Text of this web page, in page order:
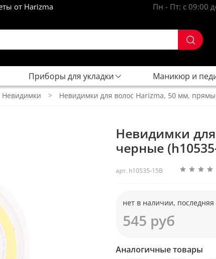
от Harizma Пн - Пт: с 09:00
Приборы для укладки Маникюр и
Невидимки для волос Harizma, 50 мм,
арт. h10535-15B
Невидимки
черные
нет в наличии, последняя
545 руб
Аналогичные товары